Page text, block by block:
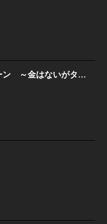
ジョソーローン ～金はないがタマはある～